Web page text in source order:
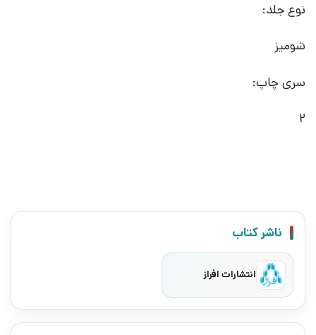
نوع جلد:
شومیز
سری چاپ:
2
ناشر کتاب
انتشارات افراز